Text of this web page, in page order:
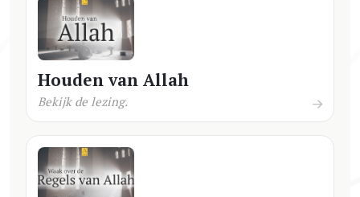
Houden van Allah
Bekijk de lezing.